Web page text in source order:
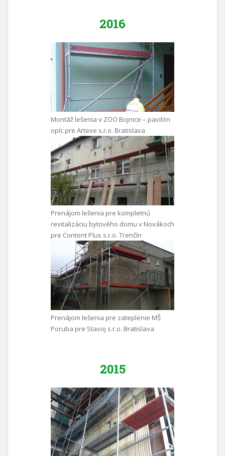
2016
Montáž lešenia v ZOO Bojnice – pavilón
opíc pre Artexe s.r.o. Bratislava
Prenájom lešenia pre kompletnú
revitalizáciu bytového domu v Novákoch
pre Content Plus s.r.o. Trenčín
Prenájom lešenia pre zateplenie MŠ
Poruba pre Stavoj s.r.o. Bratislava
2015